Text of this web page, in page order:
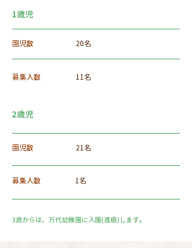
1歳児
園児数 20名
募集人数 11名
2歳児
園児数 21名
募集人数 1名
3歳からは、万代幼稚園に入園(進級)します。